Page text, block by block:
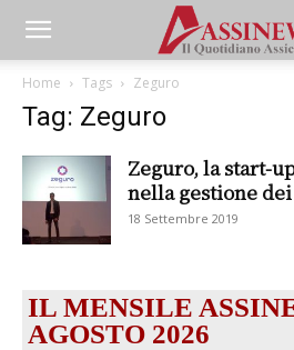
Home Tags Zeguro
Tag: Zeguro
Zeguro, la start-
nella gestione
18 Settembre 2019
IL MENSILE
AGOSTO 2026